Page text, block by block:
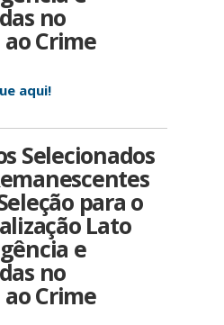
no
Crime
aqui!
Selecionados
para o
Lato
e
no
Crime